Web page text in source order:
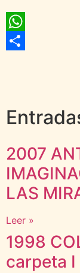
WhatsApp
2007
LAS
Leer »
1998
carpeta I